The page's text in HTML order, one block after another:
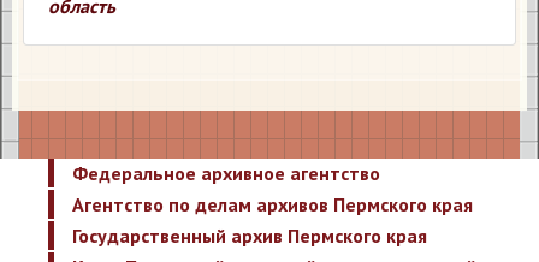
область
Федеральное архивное агентство
Агентство по делам архивов Пермского края
Государственный архив Пермского края